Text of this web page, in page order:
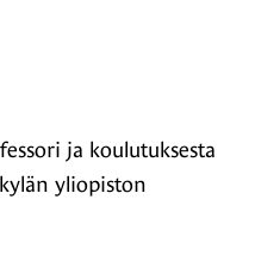
ja koulutuksesta
yliopiston